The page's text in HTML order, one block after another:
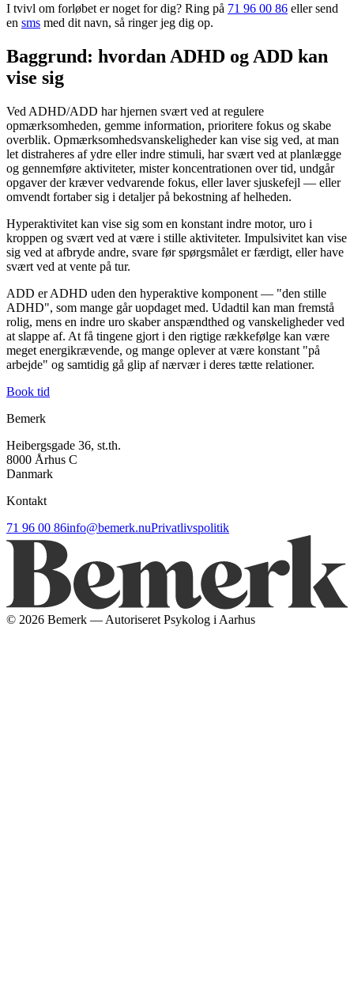
I tvivl om forløbet er noget for dig? Ring på 71 96 00 86 eller send
en sms med dit navn, så ringer jeg dig op.
Baggrund: hvordan ADHD og ADD kan
vise sig
Ved ADHD/ADD har hjernen svært ved at regulere
opmærksomheden, gemme information, prioritere fokus og skabe
overblik. Opmærksomhedsvanskeligheder kan vise sig ved, at man
let distraheres af ydre eller indre stimuli, har svært ved at planlægge
og gennemføre aktiviteter, mister koncentrationen over tid, undgår
opgaver der kræver vedvarende fokus, eller laver sjuskefejl — eller
omvendt fortaber sig i detaljer på bekostning af helheden.
Hyperaktivitet kan vise sig som en konstant indre motor, uro i
kroppen og svært ved at være i stille aktiviteter. Impulsivitet kan vise
sig ved at afbryde andre, svare før spørgsmålet er færdigt, eller have
svært ved at vente på tur.
ADD er ADHD uden den hyperaktive komponent — "den stille
ADHD", som mange går uopdaget med. Udadtil kan man fremstå
rolig, mens en indre uro skaber anspændthed og vanskeligheder ved
at slappe af. At få tingene gjort i den rigtige rækkefølge kan være
meget energikrævende, og mange oplever at være konstant "på
arbejde" og samtidig gå glip af nærvær i deres tætte relationer.
Book tid
Bemerk
Heibergsgade 36, st.th.
8000 Århus C
Danmark
Kontakt
71 96 00 86info@bemerk.nuPrivatlivspolitik
© 2026 Bemerk — Autoriseret Psykolog i Aarhus